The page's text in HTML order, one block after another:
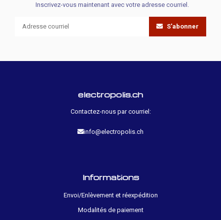
Inscrivez-vous maintenant avec votre adresse courriel.
S'abonner
electropolis.ch
Contactez-nous par courriel:
info@electropolis.ch
Informations
Envoi/Enlèvement et réexpédition
Modalités de paiement